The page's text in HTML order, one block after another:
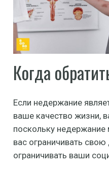
Когда
Если недержание
ваше качество жизни,
поскольку
вас ограничивать свою
ограничивать ваши